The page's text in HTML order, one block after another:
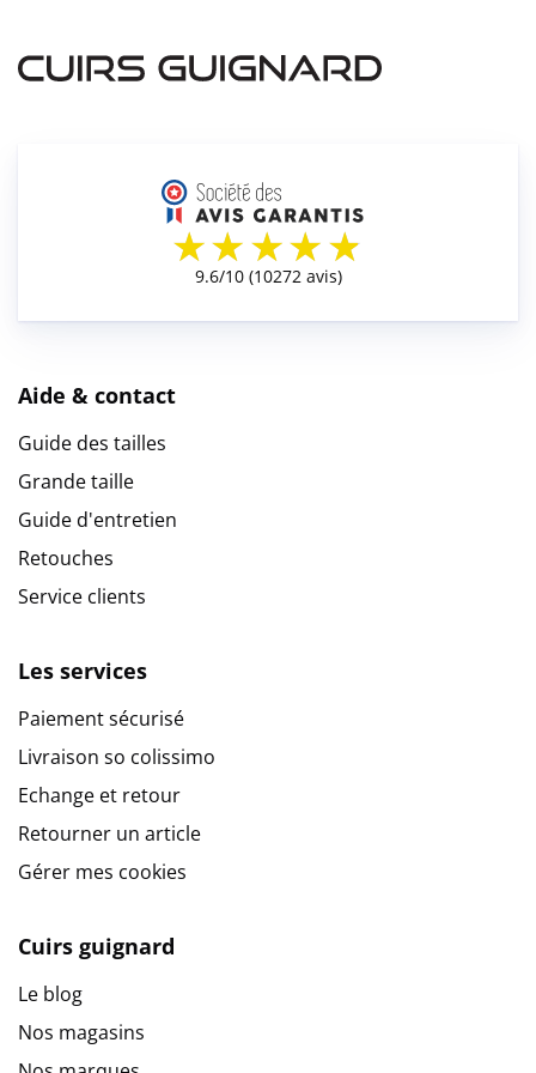
Aide & contact
Guide des tailles
Grande taille
Guide d'entretien
Retouches
Service clients
Les services
Paiement sécurisé
Livraison so colissimo
Echange et retour
Retourner un article
Gérer mes cookies
Cuirs guignard
Le blog
Nos magasins